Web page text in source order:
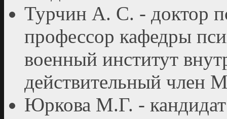
Турчин А. С. - доктор
профессор кафедры
военный институт
действительный член
Юркова М.Г. - кандидат